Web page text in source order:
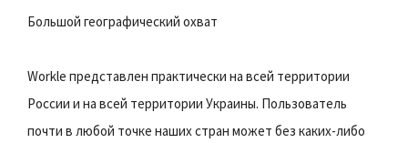
Большой географический охват
Workle представлен практически на всей территории
России и на всей территории Украины. Пользователь
почти в любой точке наших стран может без каких-либо